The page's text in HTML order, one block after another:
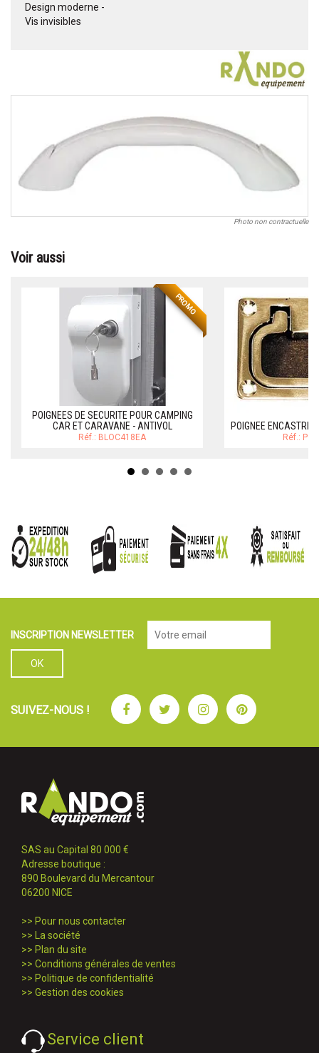
Design moderne -
Vis invisibles
Photo non contractuelle
Voir aussi
PROMO
POIGNEES DE SECURITE POUR CAMPING
CAR ET CARAVANE - ANTIVOL
Réf.: BLOC418EA
POIGNEE
Réf.:
INSCRIPTION NEWSLETTER
SUIVEZ-NOUS ! FacebookTwitterInstagramPinterest
SAS au Capital 80 000 €
Adresse boutique :
890 Boulevard du Mercantour
06200 NICE
>> Pour nous contacter
>>
La société
>> Plan du site
>> Conditions générales de ventes
>> Politique de confidentialité
>> Gestion des cookies
Service client